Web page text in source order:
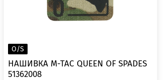
O/S
НАШИВКА M-TAC QUEEN OF SPADES
51362008